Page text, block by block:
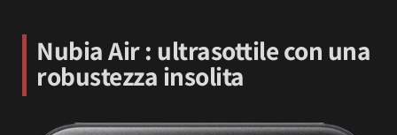
Nubia Air: ultrasottile con una
robustezza insolita